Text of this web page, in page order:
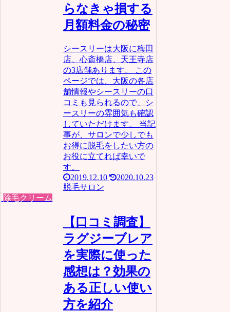
らなきゃ損する
月額料金の秘密
シースリーは大阪に梅田
店、心斎橋店、天王寺店
の3店舗あります。 この
ページでは、大阪の各店
舗情報やシースリーの口
コミも見られるので、シ
ースリーの雰囲気も確認
していただけます。 当記
事が、サロンで少しでも
お得に脱毛をしたい方の
お役に立てれば幸いで
す。
2019.12.10
2020.10.23
脱毛サロン
除毛クリーム
【口コミ調査】
ラグジーブレア
を実際に使った
感想は？効果の
ある正しい使い
方を紹介